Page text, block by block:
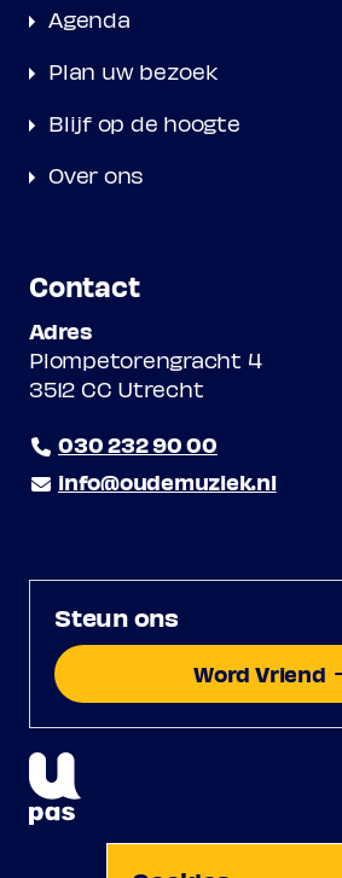
Agenda
Plan uw bezoek
Blijf op de hoogte
Over ons
Contact
Adres
Plompetorengracht 4
3512 CC Utrecht
030 232 90 00
info@oudemuziek.nl
Steun ons
Word Vriend